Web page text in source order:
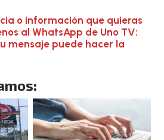
o información que quieras
al WhatsApp de Uno TV:
mensaje puede hacer la